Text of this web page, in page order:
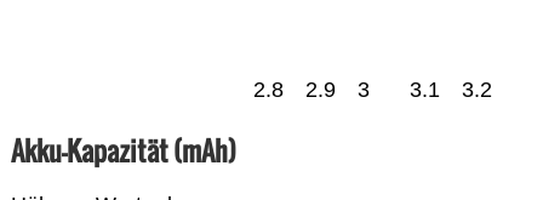
2.8 2.9 3 3.1 3.2
Akku-Kapazität (mAh)